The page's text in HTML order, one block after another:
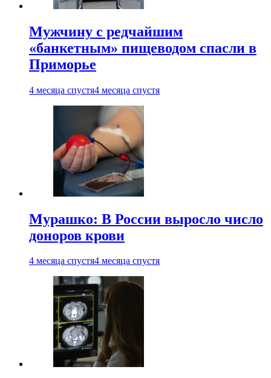
Мужчину с редчайшим
«банкетным» пищеводом спасли в
Приморье
4 месяца спустя4 месяца спустя
Мурашко: В России выросло число
доноров крови
4 месяца спустя4 месяца спустя